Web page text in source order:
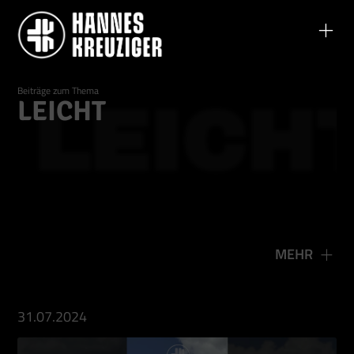
Beiträge zum Thema
LEICHT
MEHR
31.07.2024